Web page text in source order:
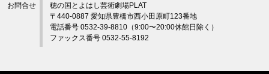
お問合せ
穂の国とよはし芸術劇場PLAT
〒440-0887 愛知県豊橋市西小田原町123番地
電話番号 0532-39-8810（9:00〜20:00休館日除く）
ファックス番号 0532-55-8192